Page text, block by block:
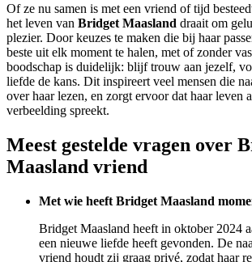
Of ze nu samen is met een vriend of tijd
het leven van Bridget Maasland draait om
plezier. Door keuzes te maken die bij haar
beste uit elk moment te halen, met of zonder
boodschap is duidelijk: blijf trouw aan jezelf,
liefde de kans. Dit inspireert veel mensen die
over haar lezen, en zorgt ervoor dat haar leven
verbeelding spreekt.
Meest gestelde vragen over
Maasland vriend
Met wie heeft Bridget Maasland
Bridget Maasland heeft in oktober 2024
een nieuwe liefde heeft gevonden. De
vriend houdt zij graag privé, zodat haar